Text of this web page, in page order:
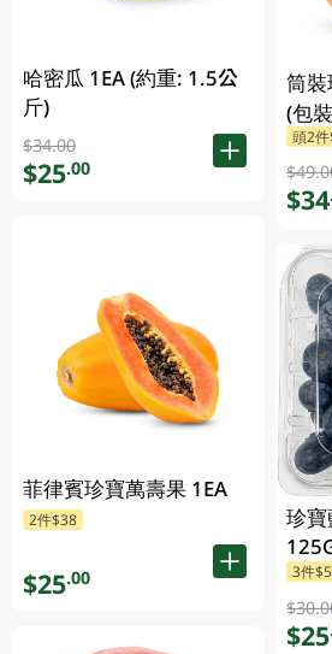
哈密瓜 1EA (約重: 1.5公
斤)
$34.00
$25.00
菲律賓珍寶萬壽果 1EA
2件$38
$25.00
筒
(包
頭2
$34
珍
3件
$25